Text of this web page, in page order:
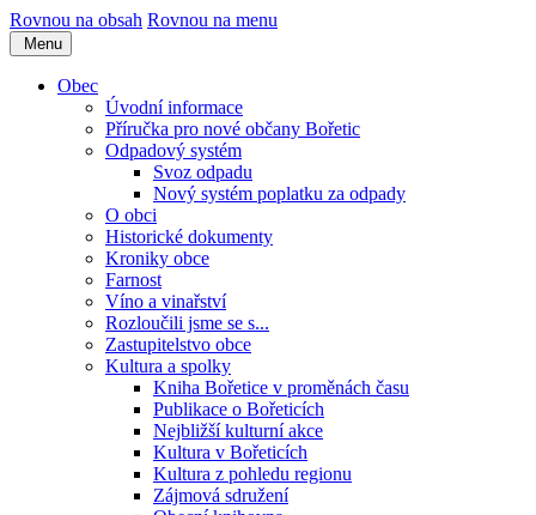
Rovnou na obsah Rovnou na menu
Menu
Obec
Úvodní informace
Příručka pro nové občany Bořetic
Odpadový systém
Svoz odpadu
Nový systém poplatku za odpady
O obci
Historické dokumenty
Kroniky obce
Farnost
Víno a vinařství
Rozloučili jsme se s...
Zastupitelstvo obce
Kultura a spolky
Kniha Bořetice v proměnách času
Publikace o Bořeticích
Nejbližší kulturní akce
Kultura v Bořeticích
Kultura z pohledu regionu
Zájmová sdružení